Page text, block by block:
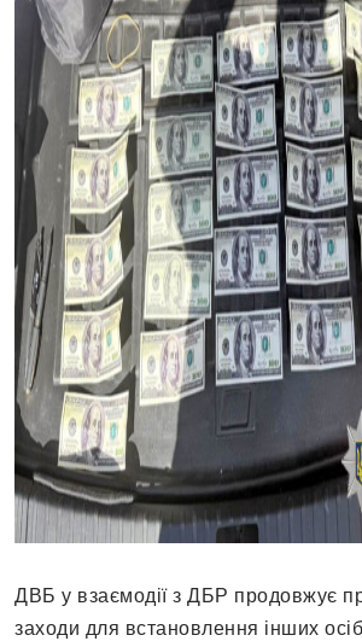
ДВБ у взаємодії з ДБР продовжує
заходи для встановлення інших